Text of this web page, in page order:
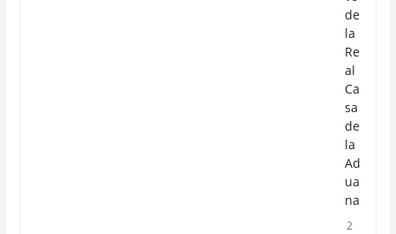
de
la
Re
al
Ca
sa
de
la
Ad
ua
na
2